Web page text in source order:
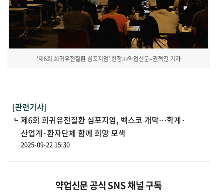
‘제6회 희귀유전질환 심포지엄’ 현장.©약업신문=권혁진 기자
[관련기사]
제6회 희귀유전질환 심포지엄, 벡스코 개막…학계·
산업계·환자단체 함께 희망 모색
2025-09-22 15:30
약업신문 공식 SNS 채널 구독